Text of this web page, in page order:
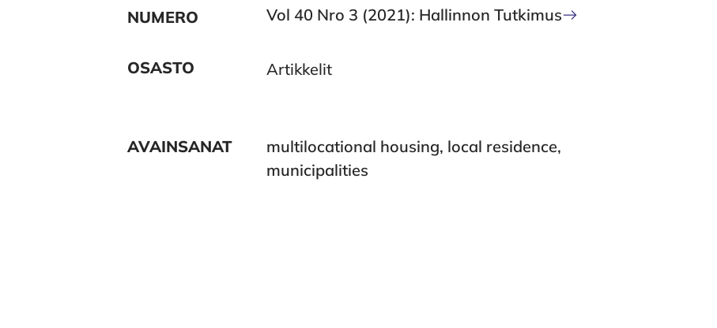
NUMERO Vol 40 Nro 3 (2021): Hallinnon Tutkimus
OSASTO Artikkelit
AVAINSANAT
multilocational housing, local residence,
municipalities